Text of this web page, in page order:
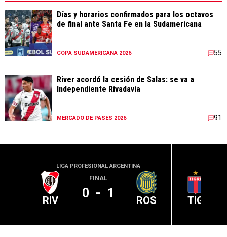
Días y horarios confirmados para los octavos
de final ante Santa Fe en la Sudamericana
COPA SUDAMERICANA 2026 55
River acordó la cesión de Salas: se va a
Independiente Rivadavia
MERCADO DE PASES 2026 91
LIGA PROFESIONAL ARGENTINA
RIV
FINAL
0 - 1 ROS TIG